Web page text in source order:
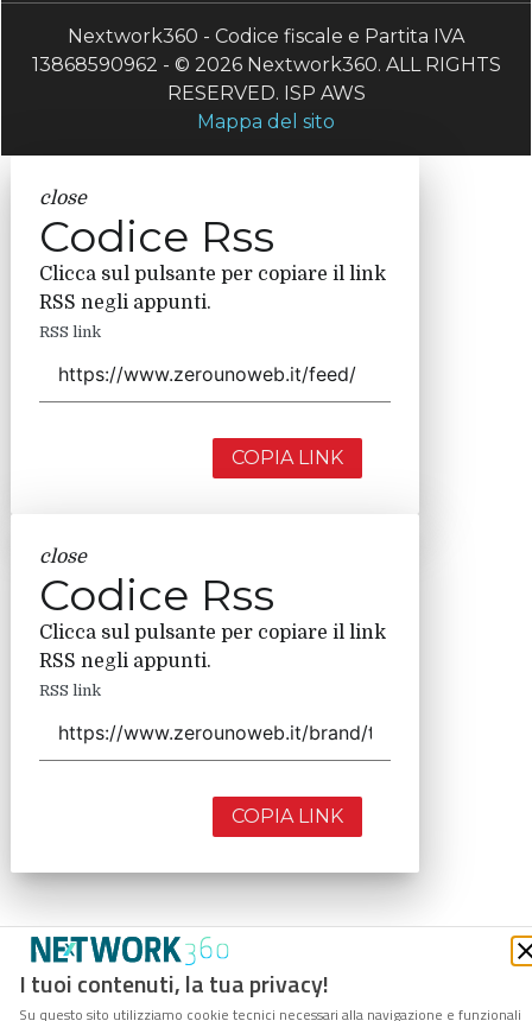
I tuoi contenuti, la tua privacy!
Su questo sito utilizziamo cookie tecnici necessari alla navigazione e funzionali
Nextwork360 - Codice fiscale e Partita IVA
13868590962 - © 2026 Nextwork360. ALL RIGHTS
RESERVED. ISP AWS
Mappa del sito
close
Codice Rss
Clicca sul pulsante per copiare il link
RSS negli appunti.
RSS link
COPIA LINK
close
Codice Rss
Clicca sul pulsante per copiare il link
RSS negli appunti.
RSS link
COPIA LINK